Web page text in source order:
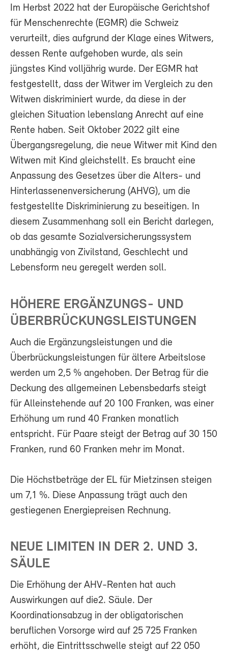
Im Herbst 2022 hat der Europäische Gerichtshof
für Menschenrechte (EGMR) die Schweiz
verurteilt, dies aufgrund der Klage eines Witwers,
dessen Rente aufgehoben wurde, als sein
jüngstes Kind volljährig wurde. Der EGMR hat
festgestellt, dass der Witwer im Vergleich zu den
Witwen diskriminiert wurde, da diese in der
gleichen Situation lebenslang Anrecht auf eine
Rente haben. Seit Oktober 2022 gilt eine
Übergangsregelung, die neue Witwer mit Kind den
Witwen mit Kind gleichstellt. Es braucht eine
Anpassung des Gesetzes über die Alters- und
Hinterlassenenversicherung (AHVG), um die
festgestellte Diskriminierung zu beseitigen. In
diesem Zusammenhang soll ein Bericht darlegen,
ob das gesamte Sozialversicherungssystem
unabhängig von Zivilstand, Geschlecht und
Lebensform neu geregelt werden soll.
HÖHERE ERGÄNZUNGS- UND
ÜBERBRÜCKUNGSLEISTUNGEN
Auch die Ergänzungsleistungen und die
Überbrückungsleistungen für ältere Arbeitslose
werden um 2,5 % angehoben. Der Betrag für die
Deckung des allgemeinen Lebensbedarfs steigt
für Alleinstehende auf 20 100 Franken, was einer
Erhöhung um rund 40 Franken monatlich
entspricht. Für Paare steigt der Betrag auf 30 150
Franken, rund 60 Franken mehr im Monat.
Die Höchstbeträge der EL für Mietzinsen steigen
um 7,1 %. Diese Anpassung trägt auch den
gestiegenen Energiepreisen Rechnung.
NEUE LIMITEN IN DER 2. UND 3.
SÄULE
Die Erhöhung der AHV-Renten hat auch
Auswirkungen auf die2. Säule. Der
Koordinationsabzug in der obligatorischen
beruflichen Vorsorge wird auf 25 725 Franken
erhöht, die Eintrittsschwelle steigt auf 22 050